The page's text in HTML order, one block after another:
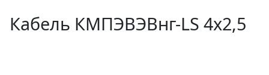
Кабель КМПЭВЭВнг-LS 4х2,5